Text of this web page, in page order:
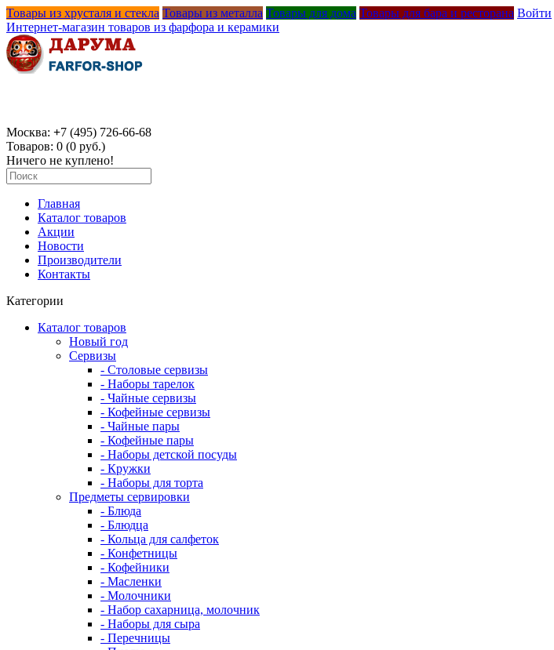
Товары из хрусталя и стекла Товары из металла Товары для дома Товары для бара и ресторана Войти
Интернет-магазин товаров из фарфора и керамики
Москва: +7 (495) 726-66-68
Товаров: 0 (0 руб.)
Ничего не куплено!
Главная
Каталог товаров
Акции
Новости
Производители
Контакты
Категории
Каталог товаров
Новый год
Сервизы
- Столовые сервизы
- Наборы тарелок
- Чайные сервизы
- Кофейные сервизы
- Чайные пары
- Кофейные пары
- Наборы детской посуды
- Кружки
- Наборы для торта
Предметы сервировки
- Блюда
- Блюдца
- Кольца для салфеток
- Конфетницы
- Кофейники
- Масленки
- Молочники
- Набор сахарница, молочник
- Наборы для сыра
- Перечницы